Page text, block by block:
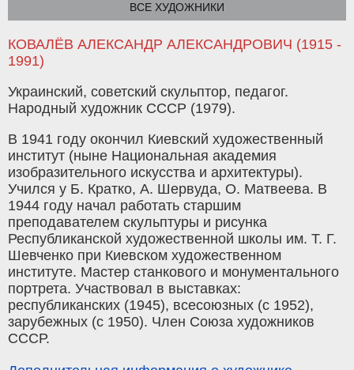
ВСЕ ХУДОЖНИКИ
КОВАЛЁВ АЛЕКСАНДР АЛЕКСАНДРОВИЧ (1915 -
1991)
Украинский, советский скульптор, педагог.
Народный художник СССР (1979).
В 1941 году окончил Киевский художественный
институт (ныне Национальная академия
изобразительного искусства и архитектуры).
Учился у Б. Кратко, А. Шервуда, О. Матвеева. В
1944 году начал работать старшим
преподавателем скульптуры и рисунка
Республиканской художественной школы им. Т. Г.
Шевченко при Киевском художественном
институте. Мастер станкового и монументального
портрета. Участвовал в выставках:
республиканских (1945), всесоюзных (с 1952),
зарубежных (с 1950). Член Союза художников
СССР.